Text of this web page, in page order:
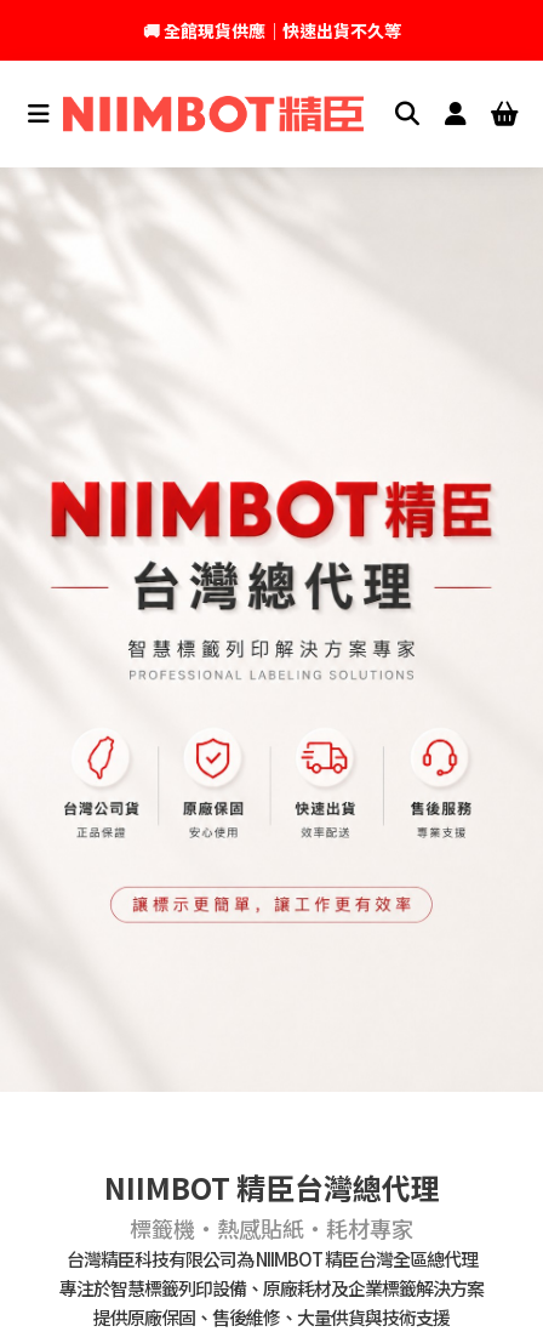
💬 加入官方 LINE｜不定期領取專屬優惠
台灣精臣科技有限公司｜原廠總代理｜售後完善
NIIMBOT 精臣台灣總代理
標籤機・熱感貼紙・耗材專家
台灣精臣科技有限公司為 NIIMBOT 精臣台灣全區總代理
專注於智慧標籤列印設備、原廠耗材及企業標籤解決方案
提供原廠保固、售後維修、大量供貨與技術支援